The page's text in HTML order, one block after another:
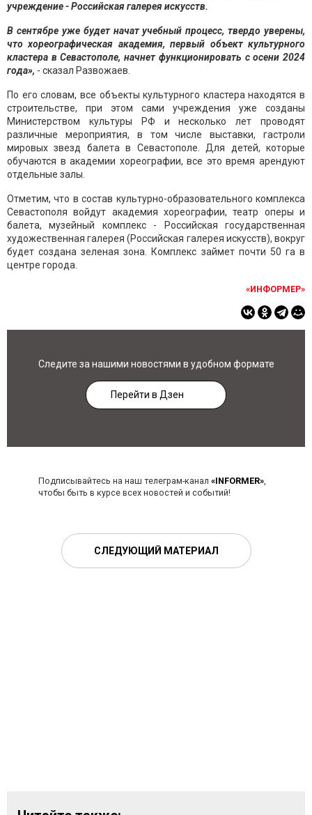
учреждение - Российская галерея искусств.
В сентябре уже будет начат учебный процесс, твердо уверены,
что хореографическая академия, первый объект культурного
кластера в Севастополе, начнет функционировать с осени 2024
года», - сказал Развожаев.
По его словам, все объекты культурного кластера находятся в
строительстве, при этом сами учреждения уже созданы
Министерством культуры РФ и несколько лет проводят
различные мероприятия, в том числе выставки, гастроли
мировых звезд балета в Севастополе. Для детей, которые
обучаются в академии хореографии, все это время арендуют
отдельные залы.
Отметим, что в состав культурно-образовательного комплекса
Севастополя войдут академия хореографии, театр оперы и
балета, музейный комплекс - Российская государственная
художественная галерея (Российская галерея искусств), вокруг
будет создана зеленая зона. Комплекс займет почти 50 га в
центре города.
«ИНФОРМЕР»
Следите за нашими новостями в удобном формате
Перейти в Дзен
Подписывайтесь на наш телеграм-канал «INFORMER»,
чтобы быть в курсе всех новостей и событий!
СЛЕДУЮЩИЙ МАТЕРИАЛ